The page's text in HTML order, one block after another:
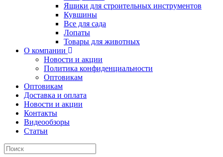
Ящики для строительных инструментов
Кувшины
Все для сада
Лопаты
Товары для животных
О компании
Новости и акции
Политика конфиденциальности
Оптовикам
Оптовикам
Доставка и оплата
Новости и акции
Контакты
Видеообзоры
Статьи